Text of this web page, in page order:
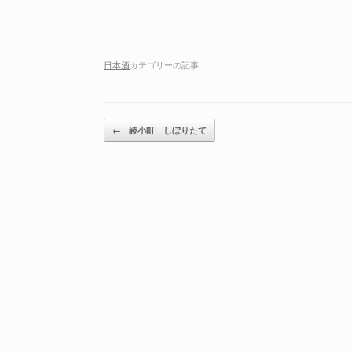
日本酒カテゴリーの記事
投稿ナビゲーション
← 綾小町 しぼりたて